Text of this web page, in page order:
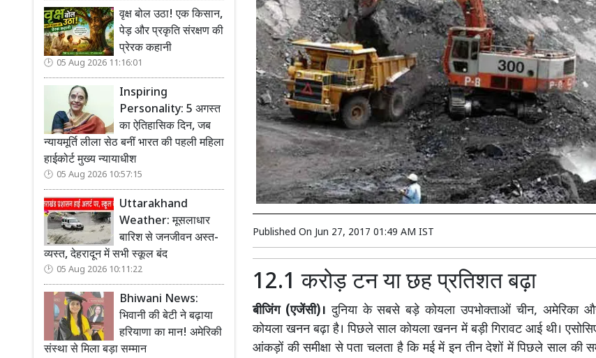
वृक्ष बोल उठा! एक किसान,
पेड़ और प्रकृति संरक्षण की
प्रेरक कहानी
05 Aug 2026 11:16:01
Inspiring
Personality: 5 अगस्त
का ऐतिहासिक दिन, जब
न्यायमूर्ति लीला सेठ बनीं भारत की पहली महिला
हाईकोर्ट मुख्य न्यायाधीश
05 Aug 2026 10:57:15
Uttarakhand
Weather: मूसलाधार
बारिश से जनजीवन अस्त-
व्यस्त, देहरादून में सभी स्कूल बंद
05 Aug 2026 10:11:22
Bhiwani News:
भिवानी की बेटी ने बढ़ाया
हरियाणा का मान! अमेरिकी
संस्था से मिला बड़ा सम्मान
Published On Jun 27, 2017 01:49 AM IST
12.1 करोड़ टन या छह प्रतिशत बढ़ा
बीजिंग (एजेंसी)। दुनिया के सबसे बड़े कोयला उपभोक्ताओं चीन, अमेरिका
कोयला खनन बढ़ा है। पिछले साल कोयला खनन में बड़ी गिरावट आई थी।
आंकड़ों की समीक्षा से पता चलता है कि मई में इन तीन देशों में पिछले साल की